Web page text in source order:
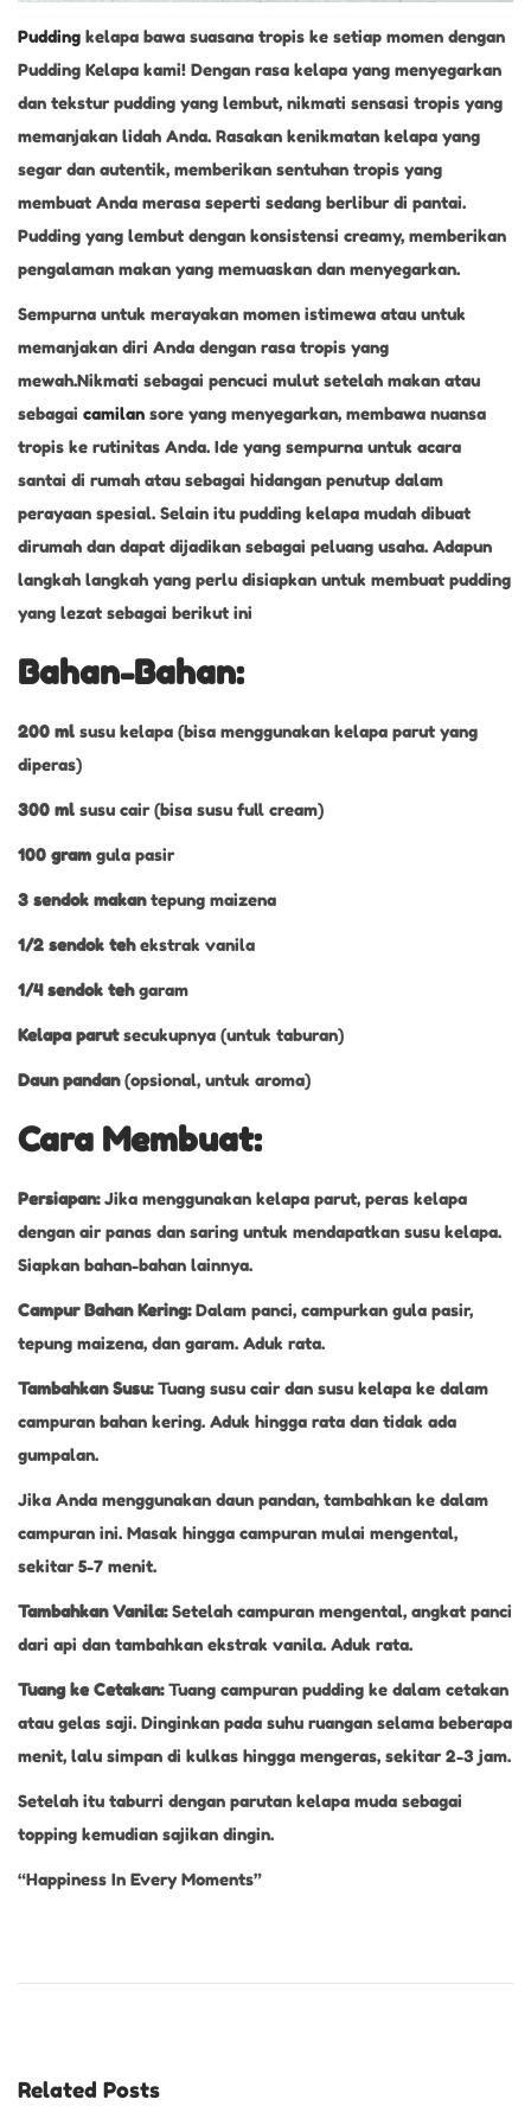
Pudding kelapa bawa suasana tropis ke setiap momen dengan
Pudding Kelapa kami! Dengan rasa kelapa yang menyegarkan
dan tekstur pudding yang lembut, nikmati sensasi tropis yang
memanjakan lidah Anda. Rasakan kenikmatan kelapa yang
segar dan autentik, memberikan sentuhan tropis yang
membuat Anda merasa seperti sedang berlibur di pantai.
Pudding yang lembut dengan konsistensi creamy, memberikan
pengalaman makan yang memuaskan dan menyegarkan.
Sempurna untuk merayakan momen istimewa atau untuk
memanjakan diri Anda dengan rasa tropis yang
mewah.Nikmati sebagai pencuci mulut setelah makan atau
sebagai camilan sore yang menyegarkan, membawa nuansa
tropis ke rutinitas Anda. Ide yang sempurna untuk acara
santai di rumah atau sebagai hidangan penutup dalam
perayaan spesial. Selain itu pudding kelapa mudah dibuat
dirumah dan dapat dijadikan sebagai peluang usaha. Adapun
langkah langkah yang perlu disiapkan untuk membuat pudding
yang lezat sebagai berikut ini
Bahan-Bahan:
200 ml susu kelapa (bisa menggunakan kelapa parut yang
diperas)
300 ml susu cair (bisa susu full cream)
100 gram gula pasir
3 sendok makantepung maizena
1/2 sendok tehekstrak vanila
1/4 sendok tehgaram
Kelapa parutsecukupnya (untuk taburan)
Daun pandan(opsional, untuk aroma)
Cara Membuat:
Persiapan:Jika menggunakan kelapa parut, peras kelapa
dengan air panas dan saring untuk mendapatkan susu kelapa.
Siapkan bahan-bahan lainnya.
Campur Bahan Kering:Dalam panci, campurkan gula pasir,
tepung maizena, dan garam. Aduk rata.
Tambahkan Susu:Tuang susu cair dan susu kelapa ke dalam
campuran bahan kering. Aduk hingga rata dan tidak ada
gumpalan.
Jika Anda menggunakan daun pandan, tambahkan ke dalam
campuran ini. Masak hingga campuran mulai mengental,
sekitar 5-7 menit.
Tambahkan Vanila:Setelah campuran mengental, angkat panci
dari api dan tambahkan ekstrak vanila. Aduk rata.
Tuang ke Cetakan:Tuang campuran pudding ke dalam cetakan
atau gelas saji. Dinginkan pada suhu ruangan selama beberapa
menit, lalu simpan di kulkas hingga mengeras, sekitar 2-3 jam.
Setelah itu taburri dengan parutan kelapa muda sebagai
topping kemudian sajikan dingin.
“Happiness In Every Moments”
iRelated Posts